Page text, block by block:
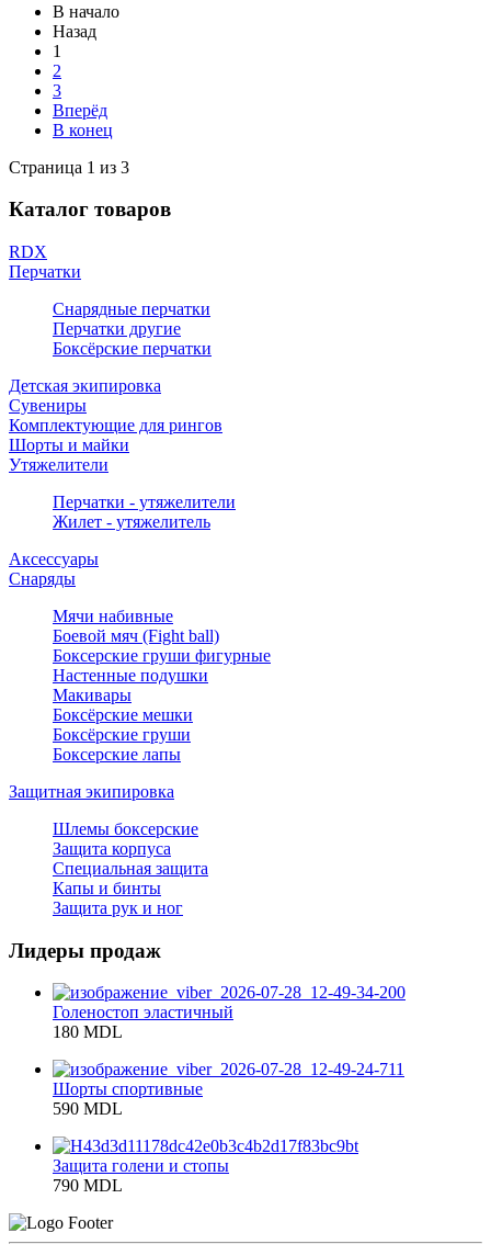
В начало
Назад
1
2
3
Вперёд
В конец
Страница 1 из 3
Каталог товаров
RDX
Перчатки
Снарядные перчатки
Перчатки другие
Боксёрские перчатки
Детская экипировка
Сувениры
Комплектующие для рингов
Шорты и майки
Утяжелители
Перчатки - утяжелители
Жилет - утяжелитель
Аксессуары
Снаряды
Мячи набивные
Боевой мяч (Fight ball)
Боксерские груши фигурные
Настенные подушки
Макивары
Боксёрские мешки
Боксёрские груши
Боксерские лапы
Защитная экипировка
Шлемы боксерские
Защита корпуса
Специальная защита
Капы и бинты
Защита рук и ног
Лидеры продаж
Голеностоп эластичный
180 MDL
Шорты спортивные
590 MDL
Защита голени и стопы
790 MDL